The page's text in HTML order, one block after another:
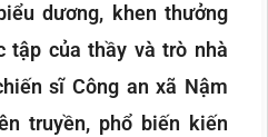
dương, khen thưởng
tập của thầy và trò nhà
sĩ Công an xã Nậm
truyền, phổ biến kiến